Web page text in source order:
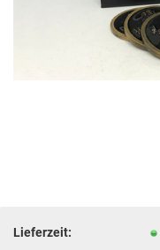
Lieferzeit: